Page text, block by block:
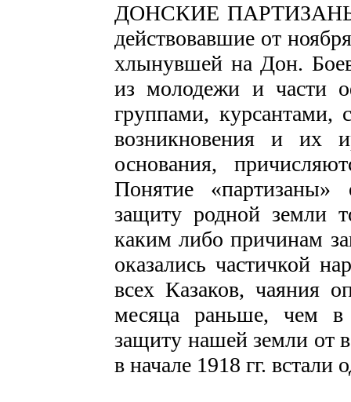
ДОНСКИЕ ПАРТИЗАНЫ -
действовавшие от
хлынувшей на Дон.
из молодежи и части
группами, курсантами,
возникновения и их
основания,
Понятие «партизаны»
защиту родной земли
каким либо причинам
оказались частичкой
всех Казаков, чаяния
месяца раньше, чем в
защиту нашей земли от
в начале 1918 гг. встали